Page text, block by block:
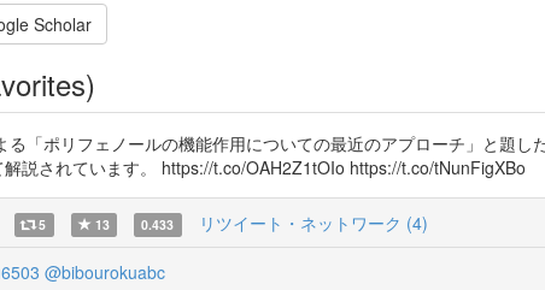
Scholar
る「ポリフェノールの機能作用についての最近のアプローチ」と題
説されています。 https://t.co/OAH2Z1tOIo https://t.co/tNunFigXBo
5 13 0.433 リツイート・ネットワーク (4)
@bibourokuabc